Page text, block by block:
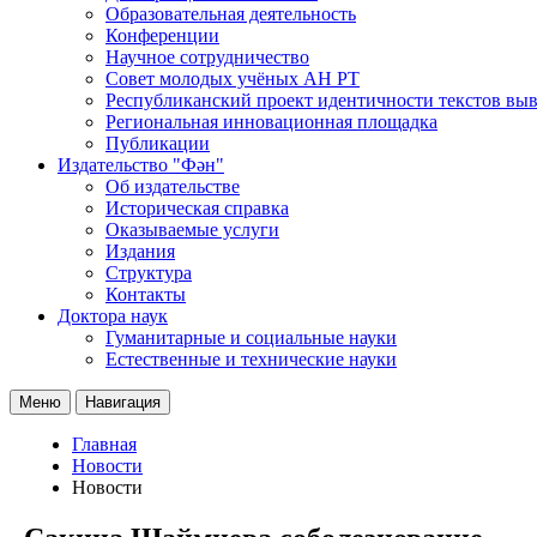
Образовательная деятельность
Конференции
Научное сотрудничество
Совет молодых учёных АН РТ
Республиканский проект идентичности текстов
Региональная инновационная площадка
Публикации
Издательство "Фән"
Об издательстве
Историческая справка
Оказываемые услуги
Издания
Структура
Контакты
Доктора наук
Гуманитарные и социальные науки
Естественные и технические науки
Меню Навигация
Главная
Новости
Новости